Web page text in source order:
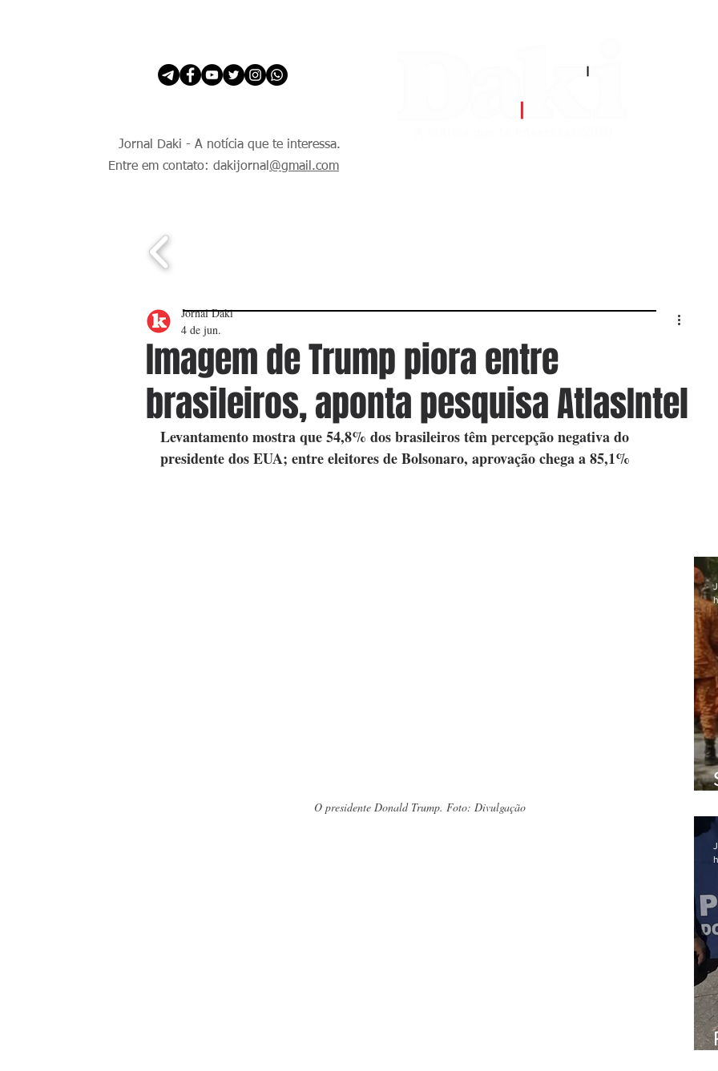
Jornal Daki - A notícia que te interessa.
Entre em contato: dakijornal @gmail.com
Imagem de Trump piora entre
brasileiros, aponta pesquisa AtlasIntel
Jornal Daki
4 de jun.
Levantamento mostra que 54,8% dos brasileiros têm percepção negativa do
presidente dos EUA; entre eleitores de Bolsonaro, aprovação chega a 85,1%
O presidente Donald Trump. Foto: Divulgação